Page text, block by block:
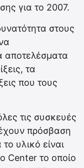
για το 2007.
στους
αποτελέσματα
τα
που τους
τις συσκευές
πρόσβαση
υλικό είναι
Center το οποίο